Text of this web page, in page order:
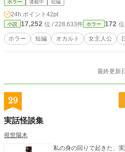
ホラー 連載中 短編
24h.ポイント 42pt
小説 17,252 位 / 228,633件 ホラー 172
ホラー 短編 オカルト 女主人公
最終更新
29
実話怪談集
視世陽木
私の身の回りで起きた、実